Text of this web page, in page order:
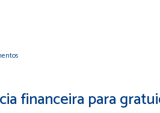
financeira para